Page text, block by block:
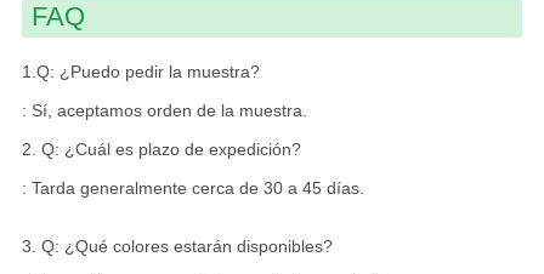
FAQ
1.Q: ¿Puedo pedir la muestra?
: Sí, aceptamos orden de la muestra.
2. Q: ¿Cuál es plazo de expedición?
: Tarda generalmente cerca de 30 a 45 días.
3. Q: ¿Qué colores estarán disponibles?